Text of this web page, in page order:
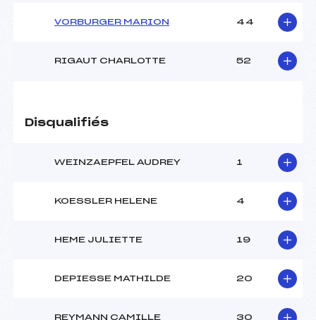
VORBURGER MARION 44
RIGAUT CHARLOTTE 52
Disqualifiés
WEINZAEPFEL AUDREY 1
KOESSLER HELENE 4
HEME JULIETTE 19
DEPIESSE MATHILDE 20
REYMANN CAMILLE 30